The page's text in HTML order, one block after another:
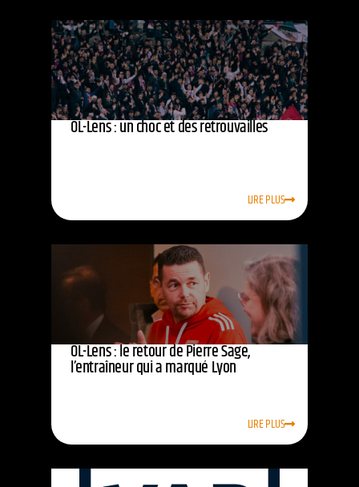
OL-Lens : un choc et des retrouvailles
LIRE PLUS
OL-Lens : le retour de Pierre Sage,
l’entraîneur qui a marqué Lyon
LIRE PLUS